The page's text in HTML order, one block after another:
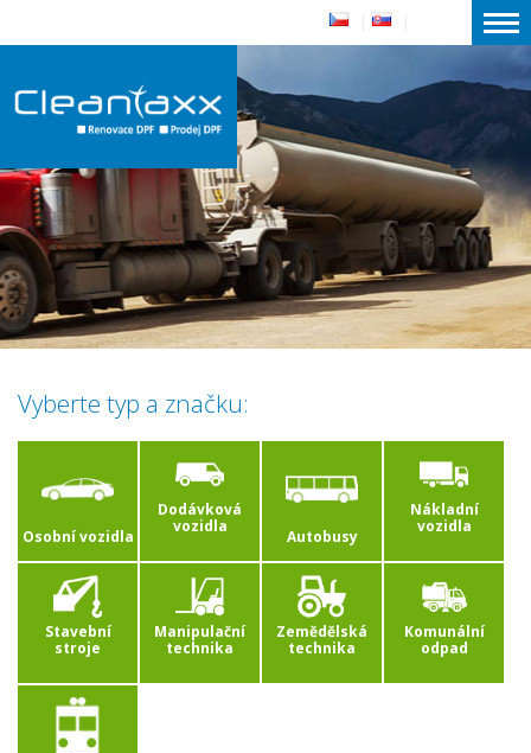
Vyberte typ a značku:
Osobní vozidla
Dodávková
vozidla
Autobusy
Nákladní
vozidla
Stavební
stroje
Manipulační
technika
Zemědělská
technika
Komunální
odpad